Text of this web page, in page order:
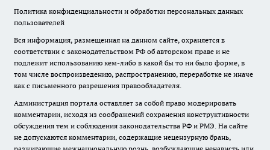
Политика конфиденциальности и обработки персональных данных
пользователей
Вся информация, размещенная на данном сайте, охраняется в
соответствии с законодательством РФ об авторском праве и не
подлежит использованию кем-либо в какой бы то ни было форме, в
том числе воспроизведению, распространению, переработке не иначе
как с письменного разрешения правообладателя.
Администрация портала оставляет за собой право модерировать
комментарии, исходя из соображений сохранения конструктивности
обсуждения тем и соблюдения законодательства РФ и РМЭ. На сайте
не допускаются комментарии, содержащие нецензурную брань,